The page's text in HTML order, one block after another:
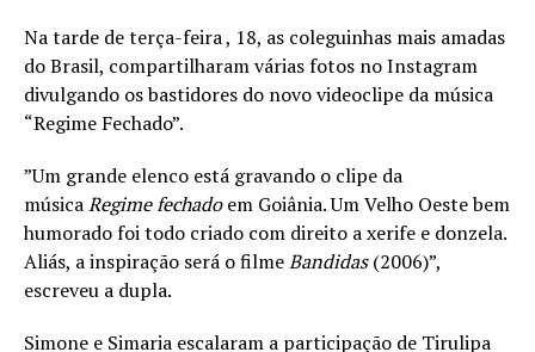
Na tarde de terça-feira , 18, as coleguinhas mais amadas
do Brasil, compartilharam várias fotos no Instagram
divulgando os bastidores do novo videoclipe da música
“Regime Fechado”.
”Um grande elenco está gravando o clipe da
músicaRegime fechadoem Goiânia. Um Velho Oeste bem
humorado foi todo criado com direito a xerife e donzela.
Aliás, a inspiração será o filmeBandidas(2006)”,
escreveu a dupla.
Simone e Simaria escalaram a participação de Tirulipa